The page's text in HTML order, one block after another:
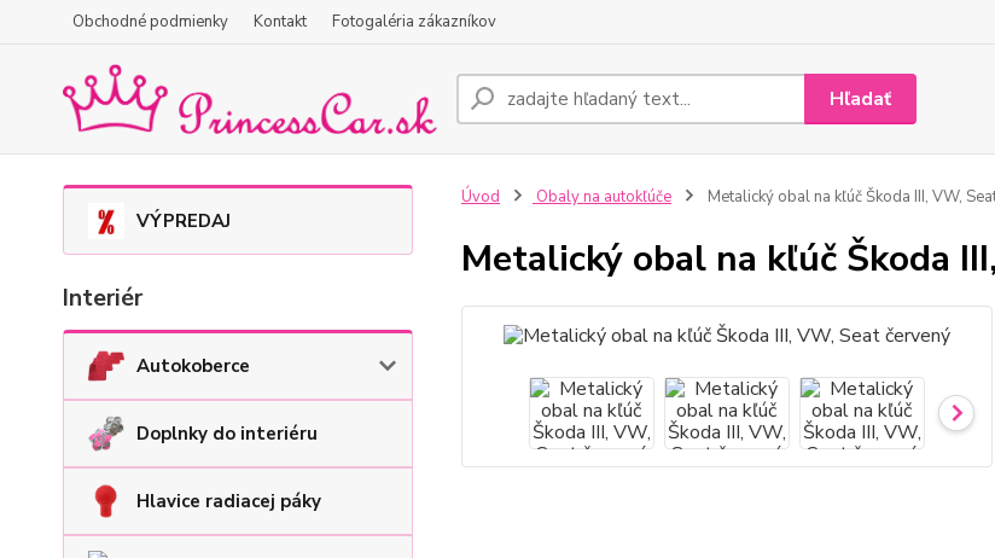
Obchodné podmienky Kontakt Fotogaléria zákazníkov
Hľadať
VÝPREDAJ
Interiér
Autokoberce
Doplnky do interiéru
Hlavice radiacej páky
Úvod Obaly na autokľúče Metalický obal na kľúč Škoda III, VW,
Metalický obal na kľúč Škoda